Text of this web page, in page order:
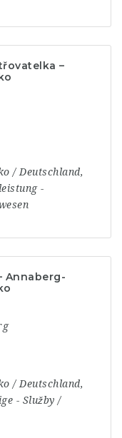
–
/ Deutschland,
-
Annaberg-
/ Deutschland,
- Služby /